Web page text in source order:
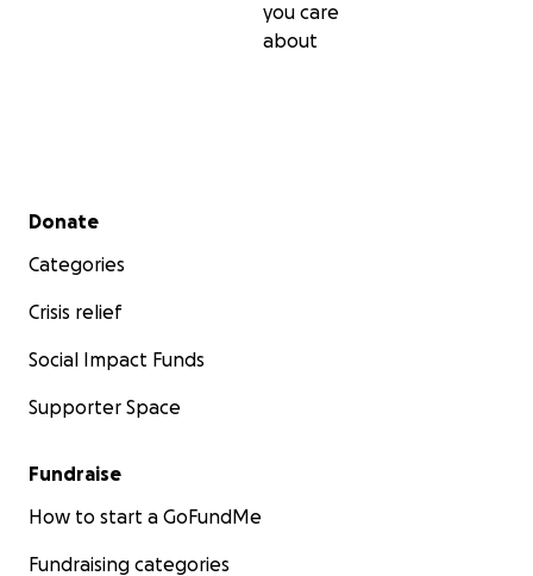
you care
about
Secondary menu
Donate
Categories
Crisis relief
Social Impact Funds
Supporter Space
Fundraise
How to start a GoFundMe
Fundraising categories